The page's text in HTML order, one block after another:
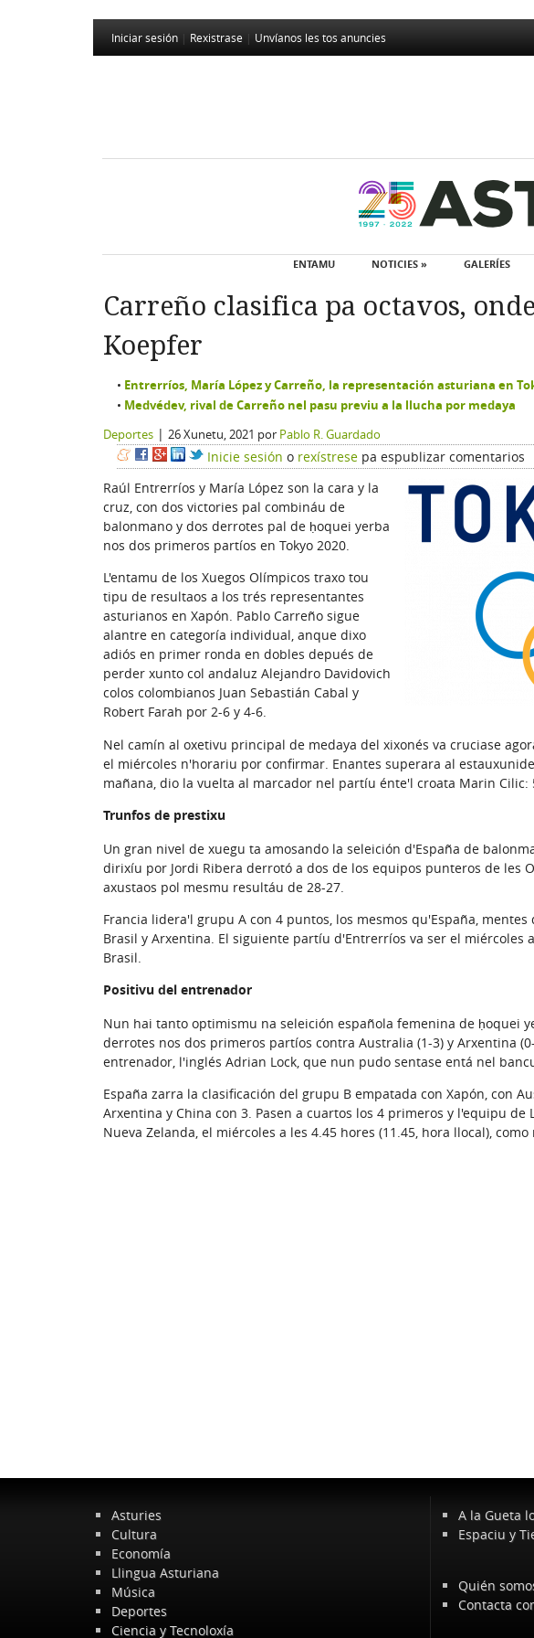
Iniciar sesión Rexistrase Unvíanos les tos anuncies
ENTAMU NOTICIES » GALERÍES
Carreño clasifica pa octavos,
Koepfer
Entrerríos, María López y Carreño, la representación asturiana en
Medvédev, rival de Carreño nel pasu previu a la llucha por medaya
Deportes | 26 Xunetu, 2021 por Pablo R. Guardado
Inicie sesión o rexístrese pa espublizar comentarios
Raúl Entrerríos y María López son la cara y la
cruz, con dos victories pal combináu de
balonmano y dos derrotes pal de ḥoquei yerba
nos dos primeros partíos en Tokyo 2020.
L'entamu de los Xuegos Olímpicos traxo tou
tipu de resultaos a los trés representantes
asturianos en Xapón. Pablo Carreño sigue
alantre en categoría individual, anque dixo
adiós en primer ronda en dobles depués de
perder xunto col andaluz Alejandro Davidovich
colos colombianos Juan Sebastián Cabal y
Robert Farah por 2-6 y 4-6.
Nel camín al oxetivu principal de medaya del xixonés va cruciase
el miércoles n'horariu por confirmar. Enantes superara al
mañana, dio la vuelta al marcador nel partíu énte'l croata Marin Cilic:
Trunfos de prestixu
Un gran nivel de xuegu ta amosando la seleición d'España de
dirixíu por Jordi Ribera derrotó a dos de los equipos punteros de les
axustaos pol mesmu resultáu de 28-27.
Francia lidera'l grupu A con 4 puntos, los mesmos qu'España,
Brasil y Arxentina. El siguiente partíu d'Entrerríos va ser el miércoles
Brasil.
Positivu del entrenador
Nun hai tanto optimismu na seleición española femenina de ḥoquei
derrotes nos dos primeros partíos contra Australia (1-3) y Arxentina
entrenador, l'inglés Adrian Lock, que nun pudo sentase entá nel
España zarra la clasificación del grupu B empatada con Xapón, con
Arxentina y China con 3. Pasen a cuartos los 4 primeros y l'equipu
Nueva Zelanda, el miércoles a les 4.45 hores (11.45, hora llocal),
Asturies
Cultura
Economía
Llingua Asturiana
Música
Deportes
Ciencia y Tecnoloxía
A la Gueta
Espaciu y
Quién
Contacta